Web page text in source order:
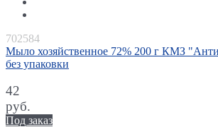
702584
Мыло хозяйственное 72% 200 г КМЗ
без упаковки
42
руб.
Под заказ